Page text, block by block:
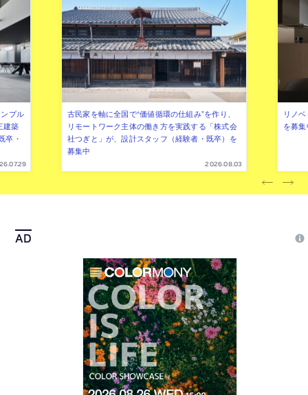
プル
建築
卒・
古民家を軸に全国で“価値循環の仕組み”を作り、
リモートワーク主体の働き方を実践する「株式会
社つぎと」が、設計スタッフ（経験者・既卒）を
募集中
2026.08.03
リノ
を募